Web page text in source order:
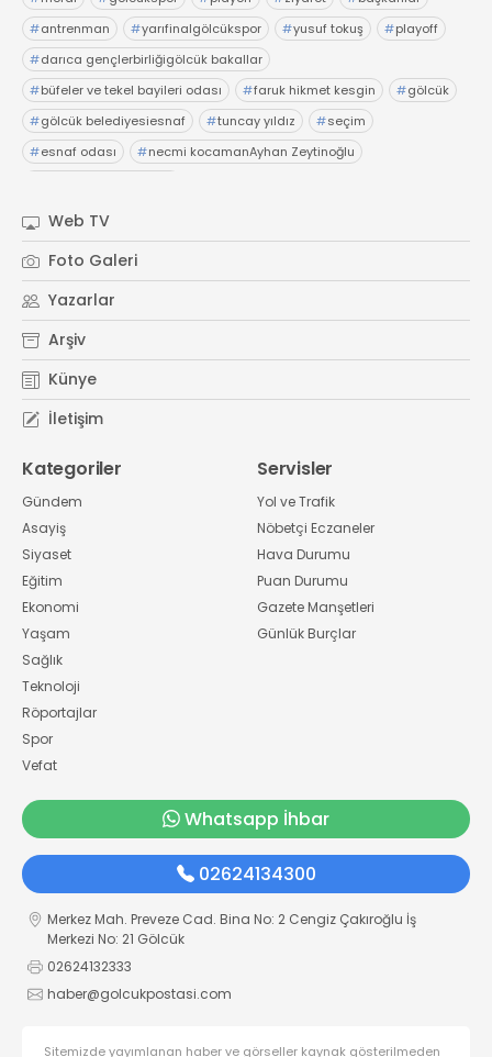
#antrenman #yarıfinalgölcükspor #yusuf tokuş #playoff
#darıca gençlerbirliğigölcük bakallar
#büfeler ve tekel bayileri odası #faruk hikmet kesgin #gölcük
#gölcük belediyesiesnaf #tuncay yıldız #seçim
#esnaf odası #necmi kocamanAyhan Zeytinoğlu
Web TV
Foto Galeri
Yazarlar
Arşiv
Künye
İletişim
Kategoriler
Gündem
Asayiş
Siyaset
Eğitim
Ekonomi
Yaşam
Sağlık
Teknoloji
Röportajlar
Spor
Vefat
Servisler
Yol ve Trafik
Nöbetçi Eczaneler
Hava Durumu
Puan Durumu
Gazete Manşetleri
Günlük Burçlar
Whatsapp İhbar
02624134300
Merkez Mah. Preveze Cad. Bina No: 2 Cengiz Çakıroğlu İş
Merkezi No: 21 Gölcük
02624132333
haber@golcukpostasi.com
Sitemizde yayımlanan haber ve görseller kaynak gösterilmeden